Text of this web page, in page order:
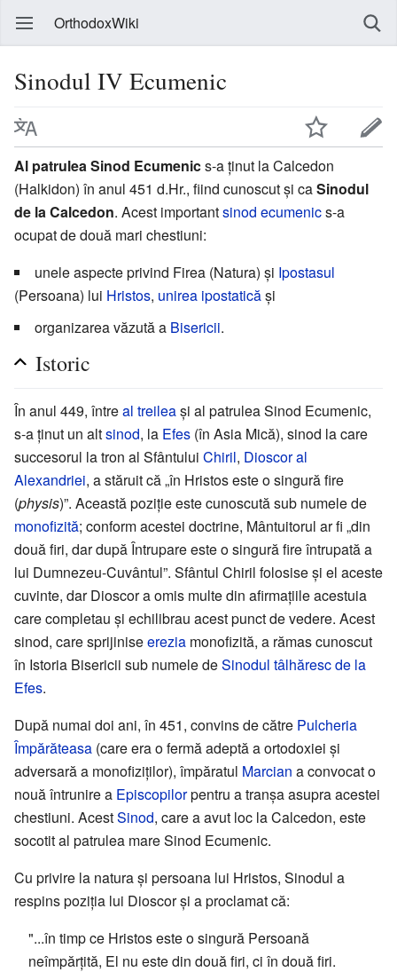
OrthodoxWiki
Sinodul IV Ecumenic
Al patrulea Sinod Ecumenics-a ținut la Calcedon
(Halkidon) în anul 451 d.Hr., fiind cunoscut și caSinodul
de la Calcedon. Acest importantsinod ecumenics-a
ocupat de două mari chestiuni:
unele aspecte privind Firea (Natura) și Ipostasul
(Persoana) lui Hristos, unirea ipostaticăși
organizarea văzută a Bisericii.
Istoric
În anul 449, întreal treileași al patrulea Sinod Ecumenic,
s-a ținut un altsinod, la Efes (în Asia Mică), sinod la care
succesorul la tron al Sfântului Chiril, Dioscor al
Alexandriei, a stăruit că „în Hristos este o singură fire
(physis)”. Această poziție este cunoscută sub numele de
monofizită; conform acestei doctrine, Mântuitorul ar fi „din
două firi, dar după Întrupare este o singură fire întrupată a
lui Dumnezeu-Cuvântul”. Sfântul Chiril folosise și el aceste
cuvinte, dar Dioscor a omis multe din afirmațiile acestuia
care completau și echilibrau acest punct de vedere. Acest
sinod, care sprijiniseerezia monofizită, a rămas cunoscut
în Istoria Bisericii sub numele deSinodul tâlhăresc de la
Efes.
După numai doi ani, în 451, convins de către Pulcheria
Împărăteasa (care era o fermă adeptă a ortodoxiei și
adversară a monofiziților), împăratul Marcian a convocat o
nouă întrunire a Episcopilorpentru a tranșa asupra acestei
chestiuni. AcestSinod, care a avut loc la Calcedon, este
socotit al patrulea mare Sinod Ecumenic.
Cu privire la natura și persoana lui Hristos, Sinodul a
respins poziția lui Dioscor și a proclamat că:
"...în timp ce Hristos este o singură Persoană
neîmpărțită, El nu este din două firi, ci în două firi.